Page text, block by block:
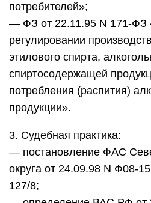
потребителей»;
— ФЗ от 22.11.95 N 171-ФЗ
регулировании
этилового спирта,
спиртосодержащей
потребления (распития)
продукции».
3. Судебная практика:
— постановление ФАС
округа от 24.09.98 N Ф08-
127/8;